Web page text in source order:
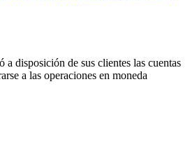
a disposición de sus clientes las cuentas
a las operaciones en moneda